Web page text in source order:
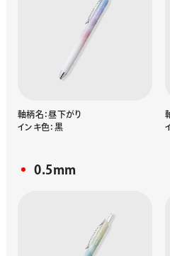
軸柄名：昼下がり
インキ色：黒
0.5mm